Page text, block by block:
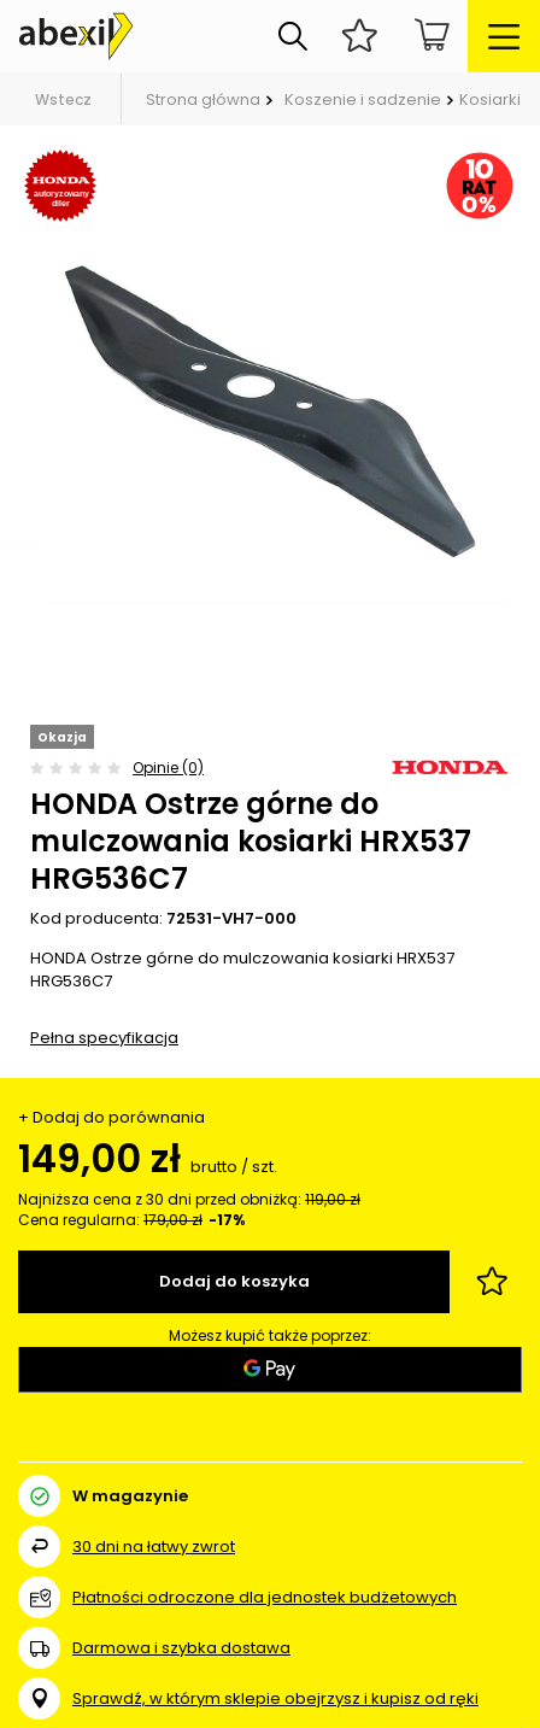
Wstecz Strona główna Koszenie i sadzenie Kosiarki
Okazja
Opinie (0)
HONDA Ostrze górne do
mulczowania kosiarki HRX537
HRG536C7
Kod producenta: 72531-VH7-000
HONDA Ostrze górne do mulczowania kosiarki HRX537
HRG536C7
Pełna specyfikacja
+ Dodaj do porównania
149,00 zł brutto /szt.
Najniższa cena z 30 dni przed obniżką: 119,00 zł
Cena regularna: 179,00 zł -17%
Dodaj do koszyka
Możesz kupić także poprzez:
W magazynie
30 dni na łatwy zwrot
Płatności odroczone dla jednostek budżetowych
Darmowa i szybka dostawa
Sprawdź, w którym sklepie obejrzysz i kupisz od ręki